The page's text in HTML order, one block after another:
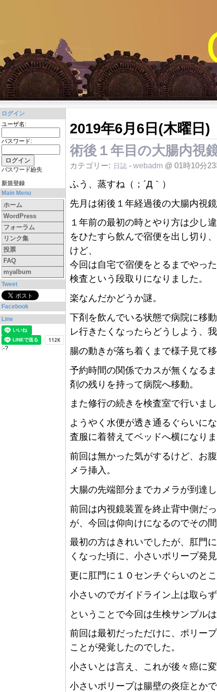
ログイン
ユーザ名:
パスワード:
パスワード紛失
新規登録
Main Menu
ホーム
WordPress
フォーラム
リンク集
投票
FAQ
myalbum
Tweet
Facebook
Line
:-?
2019年6月6日(木曜日)
術後１年目の大腸内視
カテゴリー: 日誌 - webadm @ 01時10分
ふう、蒸すね（；´Д｀）
先月は術後１年経過後の大腸内視
１年前の最初の時とやり方は少し
をひたすら飲んで宿便を出し切り
けど、
今回は自宅で宿便をとるまでやっ
検査という段取りになりました。
楽なんだかどうか謎。
下剤を飲んでいる状態で病院に移
レ行きたくなったらどうしよう、
腸の動きが落ち着くまで様子見て
予約時間の関係でカスが無くなる
剤の残りを持って病院へ移動。
また修行の続きを検査室で行いま
ようやく水便が透き通るぐらいに
査服に着替えてベッドへ横になり
前回は無かった気がするけど、お
メラ挿入。
大腸の先端部分までカメラが到達
前回は内視鏡装置を終止背中側だ
が、今回は仰向けになるのでその
最初の方はきれいでしたが、肛門
くなった頃に、小さいポリープ発
更に肛門に１０センチぐらいのと
小さいのでガイドライン上は取ら
ということで今回は生検サンプル
前回は最初だっただけに、ポリー
ことが発覚したのでした。
小さいとは言え、これが後々癌に
小さいポリープは腸壁の炎症とか